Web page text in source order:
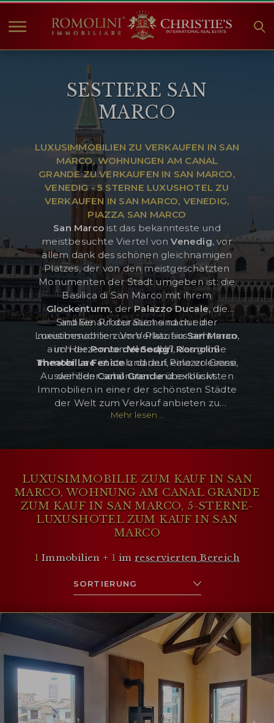
IMMOBILIEN ZUM
VERKAUF
ANGEBOTE
UNTERNEHMEN
CHRISTIE'S
KONTAKT
$ £
Sprache:
KUNDENBEREICH
WISHLIST (0)
SESTIERE SAN
MARCO
LUXUSIMMOBILIEN ZU VERKAUFEN IN SAN
MARCO, WOHNUNGEN AM CANAL
GRANDE ZU VERKAUFEN IN SAN MARCO,
VENEDIG - 5 STERNE LUXUSHOTEL ZU
VERKAUFEN IN SAN MARCO, VENEDIG,
PIAZZA SAN MARCO
San Marcoist das bekannteste und
meistbesuchte Viertel vonVenedig, vor
allem dank des schönen gleichnamigen
Platzes, der von den meistgeschätzten
Monumenten der Stadt umgeben ist: die
Basilica di San Marco mit ihrem
Glockenturm, derPalazzo Ducale, die
antiken Procuratien sind nur die
meistbesuchten. Vom Platz aus sieht man
auch diePonte dei Sospiri, das große
Theater La Feniceund den Palazzo Grassi,
der denCanal Grandeüberblickt.
Sind Sie auf der Suche nach einer
Luxusimmobilie zum Verkauf inSan Marco,
im Herzen vonVenedig?Romolini
Immobiliareist stolz darauf, eine erlesene
Auswahl der schönsten und exklusivsten
Immobilien in einer der schönsten Städte
der Welt zum Verkauf anbieten zu
können: Luxuswohnungen zum Verkauf in
in Venedig.
Mehr lesen...
LUXUSIMMOBILIE ZUM KAUF IN SAN
MARCO, WOHNUNG AM CANAL GRANDE
ZUM KAUF IN SAN MARCO, 5-STERNE-
LUXUSHOTEL ZUM KAUF IN SAN
MARCO
1 Immobilien + 1 imreservierten Bereich